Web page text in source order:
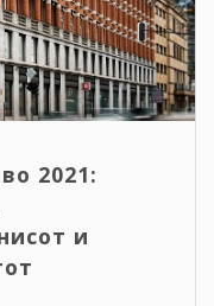
2021:
и